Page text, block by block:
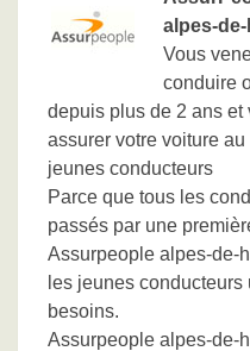
alpes-
Vous
conduire
depuis plus de 2 ans et
assurer votre voiture
jeunes conducteurs
Parce que tous les
passés par une
Assurpeople alpes-de-
les jeunes
besoins.
Assurpeople alpes-de-